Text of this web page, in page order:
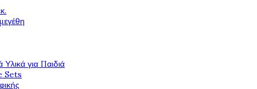
για Παιδιά
Sets